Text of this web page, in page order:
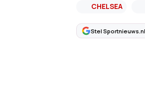
CHELSEA
Stel